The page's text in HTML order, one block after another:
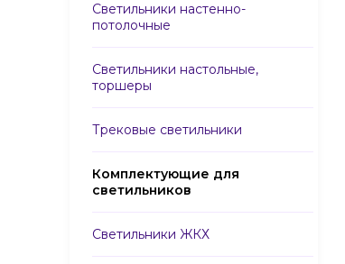
Светильники настенно-
потолочные
Светильники настольные,
торшеры
Трековые светильники
Комплектующие для
светильников
Светильники ЖКХ